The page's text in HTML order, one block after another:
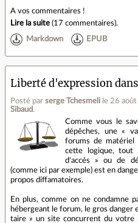
A vos commentaires !
Lire la suite (17 commentaires).
Markdown EPUB
Liberté d'expression
Posté par serge Tchesmeli le 26
Sibaud.
Comme vous le
dépêches, une «
forums de matériel
cette logique, tout
d'accés » ou de
(comme ici par exemple) est en
propos diffamatoires.
En plus, comme on ne condamne
hébergeant le forum, le gros danger
taire » un site concurrent du votre